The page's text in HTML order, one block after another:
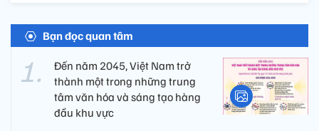
Bạn đọc quan tâm
Đến năm 2045, Việt Nam trở
thành một trong những trung
tâm văn hóa và sáng tạo hàng
đầu khu vực